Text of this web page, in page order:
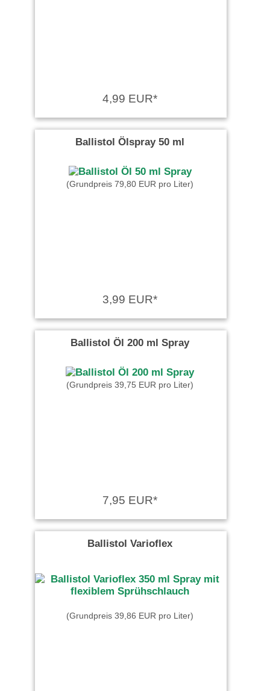
4,99 EUR*
Ballistol Ölspray 50 ml
(Grundpreis 79,80 EUR pro Liter)
3,99 EUR*
Ballistol Öl 200 ml Spray
(Grundpreis 39,75 EUR pro Liter)
7,95 EUR*
Ballistol Varioflex
(Grundpreis 39,86 EUR pro Liter)